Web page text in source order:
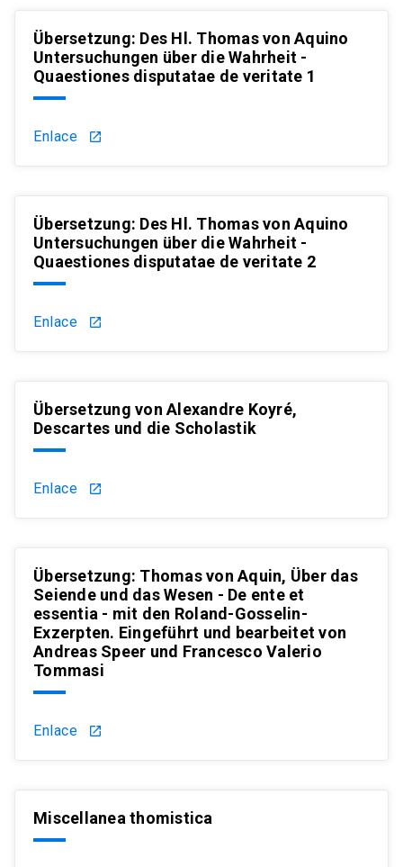
Übersetzung: Des Hl. Thomas von Aquino
Untersuchungen über die Wahrheit -
Quaestiones disputatae de veritate 1
Enlace launch
Übersetzung: Des Hl. Thomas von Aquino
Untersuchungen über die Wahrheit -
Quaestiones disputatae de veritate 2
Enlace launch
Übersetzung von Alexandre Koyré,
Descartes und die Scholastik
Enlace launch
Übersetzung: Thomas von Aquin, Über das
Seiende und das Wesen - De ente et
essentia - mit den Roland-Gosselin-
Exzerpten. Eingeführt und bearbeitet von
Andreas Speer und Francesco Valerio
Tommasi
Enlace launch
Miscellanea thomistica